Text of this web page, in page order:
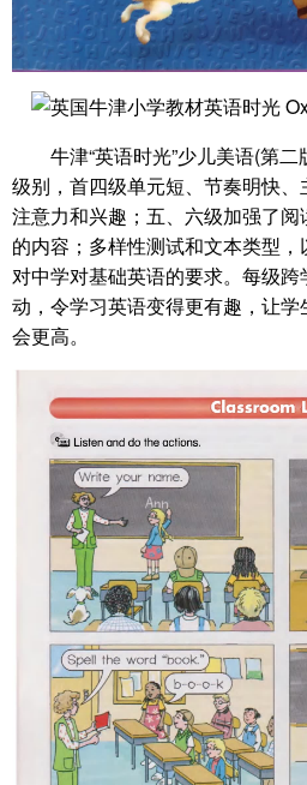
牛津“英语时光”少儿美语(第
级别，首四级单元短、节奏明快
注意力和兴趣；五、六级加强了
的内容；多样性测试和文本类型
对中学对基础英语的要求。每级
动，令学习英语变得更有趣，让
会更高。